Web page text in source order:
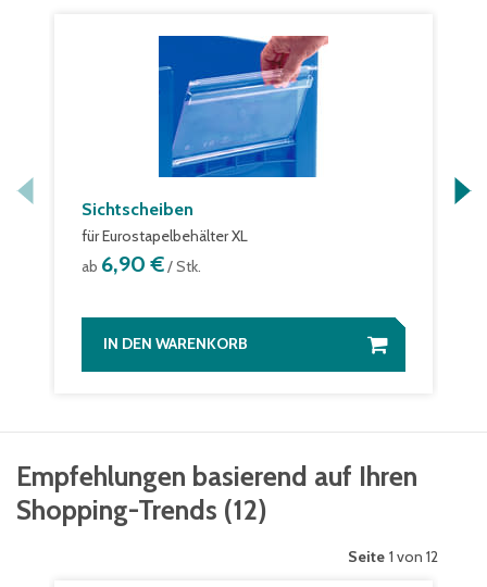
Sichtscheiben
für Eurostapelbehälter XL
ab 6,90 €/ Stk.
IN DEN WARENKORB
Empfehlungen basierend auf Ihren
Shopping-Trends (12)
Seite 1 von 12